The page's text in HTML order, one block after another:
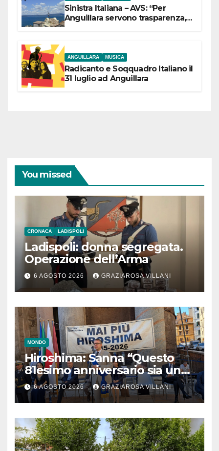
Sinistra Italiana – AVS: “Per
Anguillara servono trasparenza,
ANGUILLARA MUSICA
Radicanto e Soqquadro Italiano il
31 luglio ad Anguillara
You missed
CRONACA LADISPOLI
Ladispoli: donna segregata.
Operazione dell’Arma
6 AGOSTO 2026 GRAZIAROSA VILLANI
MONDO
Hiroshima: Sanna “Questo
81esimo anniversario sia un
monito per tutti”
6 AGOSTO 2026 GRAZIAROSA VILLANI